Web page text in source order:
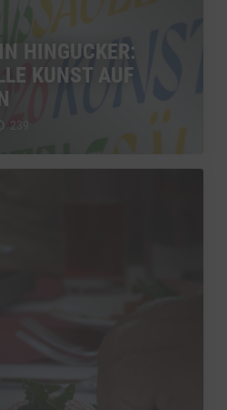
HINGUCKER:
KUNST AUF
239